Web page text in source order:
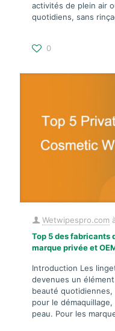
activités de plein air
quotidiens, sans
0
Wetwipespro.com
Top 5 des fabricants
marque privée et
Introduction Les
devenues un
beauté
pour le
peau. Pour les